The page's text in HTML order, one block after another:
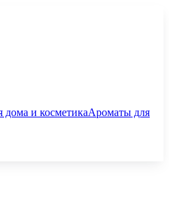
дома и косметикаАроматы для